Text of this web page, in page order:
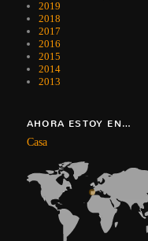
2019
2018
2017
2016
2015
2014
2013
AHORA ESTOY EN…
Casa